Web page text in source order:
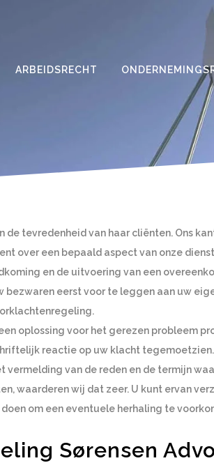
ARBEIDSRECHT
tevredenheid van haar cliënten. Ons
over een bepaald aspect van onze
en de uitvoering van een
eerst voor te leggen aan uw
oplossing voor het gerezen probleem
reactie op uw klacht
van de reden en de termijn
waarderen wij dat zeer. U kunt ervan
om een eventuele herhaling te
Sørensen